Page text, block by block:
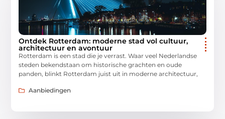
Ontdek Rotterdam: moderne stad vol cultuur,
architectuur en avontuur
Rotterdam is een stad die je verrast. Waar veel Nederlandse
steden bekendstaan om historische grachten en oude
panden, blinkt Rotterdam juist uit in moderne architectuur,
Aanbiedingen